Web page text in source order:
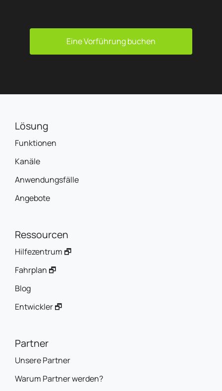
Eine Vorführung buchen
Lösung
Funktionen
Kanäle
Anwendungsfälle
Angebote
Ressourcen
Hilfezentrum 🗗
Fahrplan 🗗
Blog
Entwickler 🗗
Partner
Unsere Partner
Warum Partner werden?